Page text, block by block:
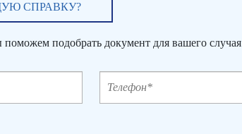
СПРАВКУ?
подобрать документ для вашего случая